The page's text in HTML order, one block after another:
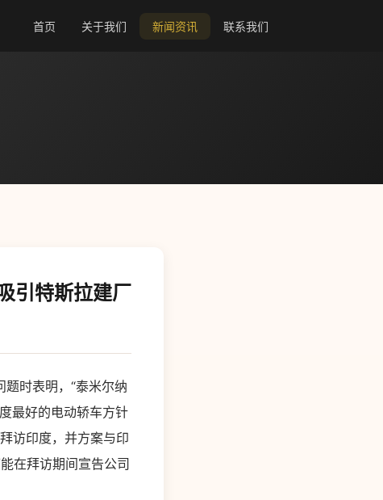
首页 关于我们 新闻资讯 联系我们
引特斯拉建厂
时表明，“泰米尔纳
最好的电动轿车方针
访印度，并方案与印
在拜访期间宣告公司